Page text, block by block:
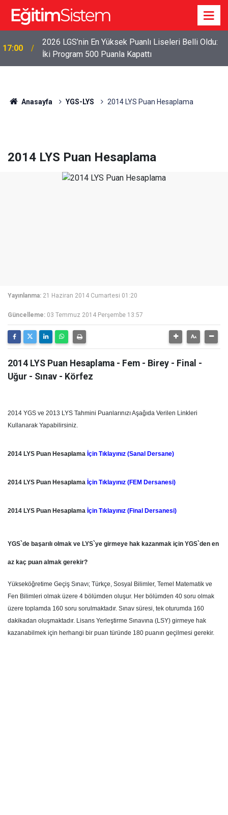
17:00
2026 LGS’nin En Yüksek Puanlı Liseleri Belli Oldu:
İki Program 500 Puanla Kapattı
Anasayfa YGS-LYS 2014 LYS Puan Hesaplama
2014 LYS Puan Hesaplama
Yayınlanma: 21 Haziran 2014 Cumartesi 01:20
Güncelleme: 03 Temmuz 2014 Perşembe 13:57
2014 LYS Puan Hesaplama - Fem - Birey - Final -
Uğur - Sınav - Körfez
2014 YGS ve 2013 LYS Tahmini Puanlarınızı Aşağıda Verilen Linkleri
Kullanarak Yapabilirsiniz.
2014 LYS Puan Hesaplama İçin Tıklayınız (Sanal Dersane)
2014 LYS Puan Hesaplama İçin Tıklayınız (FEM Dersanesi)
2014 LYS Puan Hesaplama İçin Tıklayınız (Final Dersanesi)
YGS`de başarılı olmak ve LYS`ye girmeye hak kazanmak için YGS`den en
az kaç puan almak gerekir?
Yükseköğretime Geçiş Sınavı; Türkçe, Sosyal Bilimler, Temel Matematik ve
Fen Bilimleri olmak üzere 4 bölümden oluşur. Her bölümden 40 soru olmak
üzere toplamda 160 soru sorulmaktadır. Sınav süresi, tek oturumda 160
dakikadan oluşmaktadır. Lisans Yerleştirme Sınavına (LSY) girmeye hak
kazanabilmek için herhangi bir puan türünde 180 puanın geçilmesi gerekir.